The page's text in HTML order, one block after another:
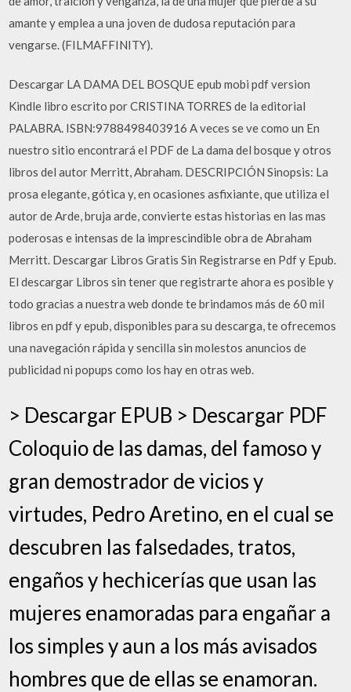
amante y emplea a una joven de dudosa reputación para
vengarse. (FILMAFFINITY).
Descargar LA DAMA DEL BOSQUE epub mobi pdf version
Kindle libro escrito por CRISTINA TORRES de la editorial
PALABRA. ISBN:9788498403916 A veces se ve como un En
nuestro sitio encontrará el PDF de La dama del bosque y otros
libros del autor Merritt, Abraham. DESCRIPCIÓN Sinopsis: La
prosa elegante, gótica y, en ocasiones asfixiante, que utiliza el
autor de Arde, bruja arde, convierte estas historias en las mas
poderosas e intensas de la imprescindible obra de Abraham
Merritt. Descargar Libros Gratis Sin Registrarse en Pdf y Epub.
El descargar Libros sin tener que registrarte ahora es posible y
todo gracias a nuestra web donde te brindamos más de 60 mil
libros en pdf y epub, disponibles para su descarga, te ofrecemos
una navegación rápida y sencilla sin molestos anuncios de
publicidad ni popups como los hay en otras web.
> Descargar EPUB > Descargar PDF
Coloquio de las damas, del famoso y
gran demostrador de vicios y
virtudes, Pedro Aretino, en el cual se
descubren las falsedades, tratos,
engaños y hechicerías que usan las
mujeres enamoradas para engañar a
los simples y aun a los más avisados
hombres que de ellas se enamoran.